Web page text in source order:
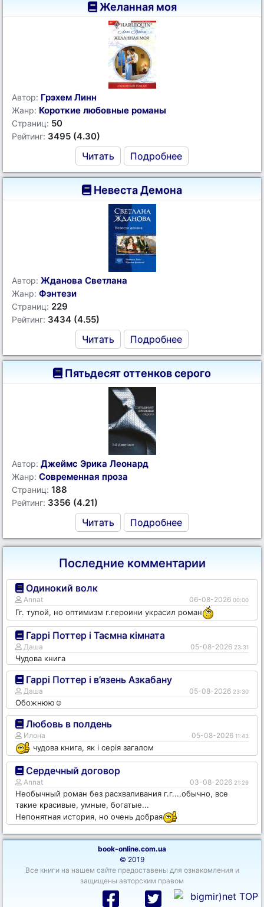
Желанная моя
Автор: Грэхем Линн
Жанр: Короткие любовные романы
Страниц: 50
Рейтинг: 3495 (4.30)
Читать Подробнее
Невеста Демона
Автор: Жданова Светлана
Жанр: Фэнтези
Страниц: 229
Рейтинг: 3434 (4.55)
Читать Подробнее
Пятьдесят оттенков серого
Автор: Джеймс Эрика Леонард
Жанр: Современная проза
Страниц: 188
Рейтинг: 3356 (4.21)
Читать Подробнее
Последние комментарии
Одинокий волк
Annat 06-08-2026 00:00
Гг. тупой, но оптимизм г.героини украсил роман
Гаррі Поттер і Таємна кімната
Даша 05-08-2026 23:31
Чудова книга
Гаррі Поттер і в’язень Азкабану
Даша 05-08-2026 23:30
Обожнюю☺️
Любовь в полдень
Илона 05-08-2026 11:43
чудова книга, як і серія загалом
Сердечный договор
Annat 03-08-2026 21:29
Необычный роман без расхваливания г.г....обычно, все
такие красивые, умные, богатые...
Непонятная история, но очень добрая
book-online.com.ua
© 2019
Все книги на нашем сайте предоставены для ознакомления и
защищены авторским правом